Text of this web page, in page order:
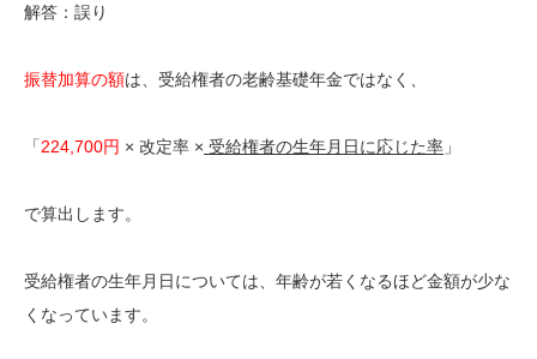
解答：誤り
振替加算の額は、受給権者の老齢基礎年金ではなく、
「224,700円 × 改定率 × 受給権者の生年月日に応じた率 」
で算出します。
受給権者の生年月日については、年齢が若くなるほど金額が少な
くなっています。